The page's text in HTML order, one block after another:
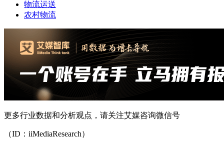
物流运送
农村物流
更多行业数据和分析观点，请关注艾媒咨询微信号
（ID：iiMediaResearch）